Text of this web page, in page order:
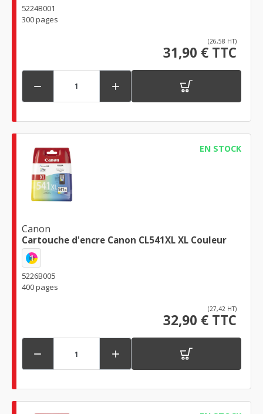
5224B001
300 pages
(26,58 HT)
31,90 € TTC
 
EN STOCK
Canon
Cartouche d'encre Canon CL541XL XL Couleur
1
5226B005
400 pages
(27,42 HT)
32,90 € TTC
 